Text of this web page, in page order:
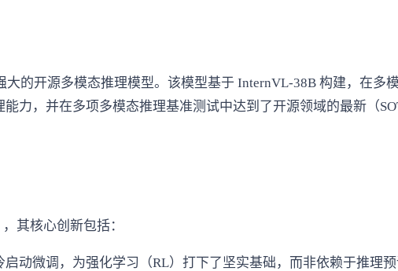
的开源多模态推理模型。该模型基于 InternVL-38B 构建，在多
力，并在多项多模态推理基准测试中达到了开源领域的最新（
其核心创新包括：
动微调，为强化学习（RL）打下了坚实基础，而非依赖于推理